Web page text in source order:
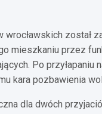
wrocławskich
mieszkaniu przez
Po przyłapaniu
kara pozbawienia
dla dwóch